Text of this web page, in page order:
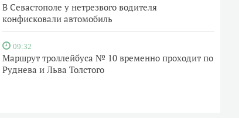
В Севастополе у нетрезвого водителя
конфисковали автомобиль
09:32
Маршрут троллейбуса № 10 временно проходит по
Руднева и Льва Толстого